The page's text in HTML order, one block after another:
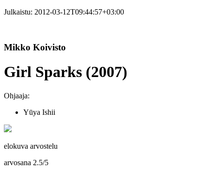
Julkaistu: 2012-03-12T09:44:57+03:00
Mikko Koivisto
Girl Sparks (2007)
Ohjaaja:
Yūya Ishii
elokuva arvostelu
arvosana 2.5/5